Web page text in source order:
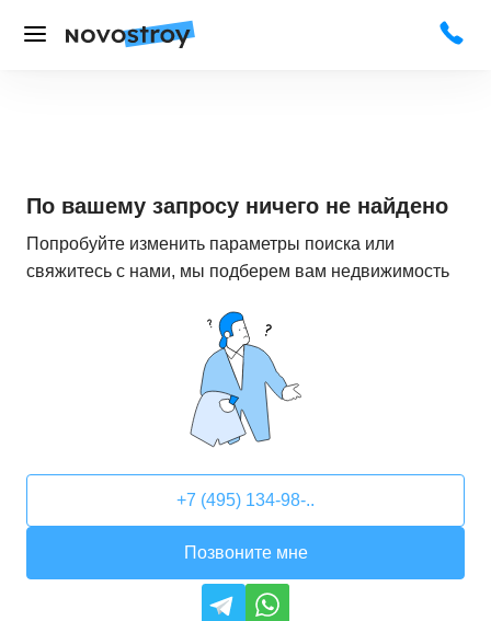
По вашему запросу ничего не найдено
Попробуйте изменить параметры поиска или
свяжитесь с нами, мы подберем вам недвижимость
+7 (495) 134-98-..
Позвоните мне